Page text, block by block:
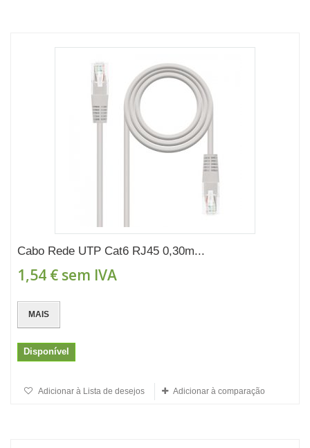
Cabo Rede UTP Cat6 RJ45 0,30m...
1,54 € sem IVA
MAIS
Disponível
Adicionar à Lista de desejos Adicionar à comparação